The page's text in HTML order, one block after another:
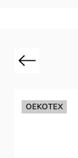
Previous
OEKOTEX